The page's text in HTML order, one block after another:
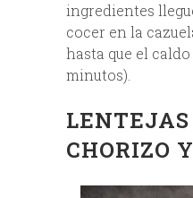
ingredientes
cocer en la
hasta que el caldo
minutos).
LENTEJAS
CHORIZO